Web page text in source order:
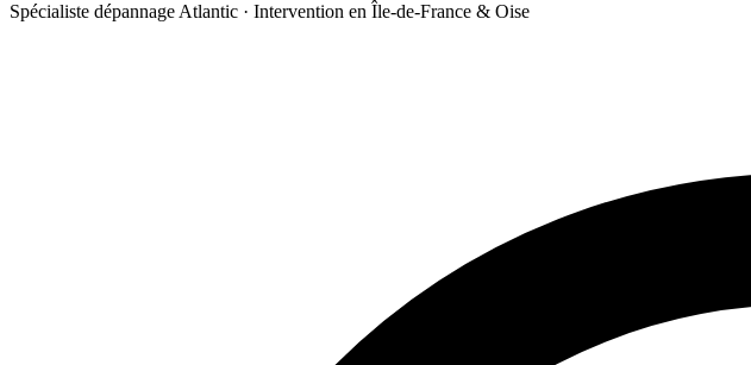
Spécialiste dépannage Atlantic · Intervention en Île-de-France & Oise